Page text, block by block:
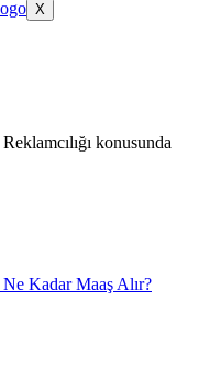
X
konusunda